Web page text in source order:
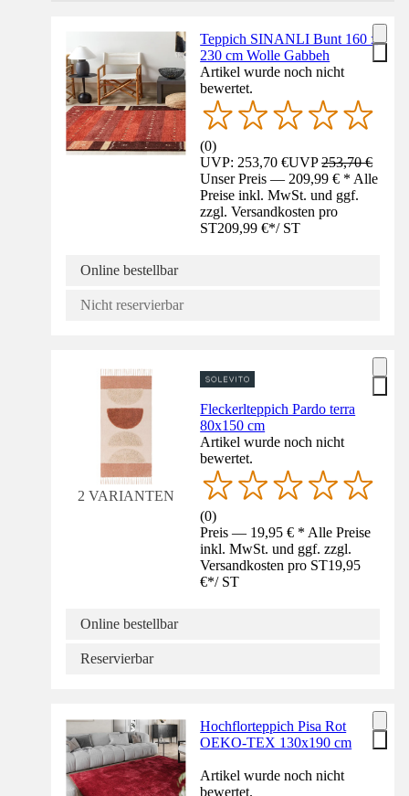
Teppich SINANLI Bunt 160 x
230 cm Wolle Gabbeh
Artikel wurde noch nicht
bewertet.
(0)
UVP: 253,70 €UVP253,70 €
Unser Preis — 209,99 € * Alle
Preise inkl. MwSt. und ggf.
zzgl. Versandkosten pro
ST209,99 €*/ ST
Online bestellbar
Nicht reservierbar
2 VARIANTEN
Fleckerlteppich Pardo terra
80x150 cm
Artikel wurde noch nicht
bewertet.
(0)
Preis — 19,95 € * Alle Preise
inkl. MwSt. und ggf. zzgl.
Versandkosten pro ST19,95
€*/ ST
Online bestellbar
Reservierbar
Hochflorteppich Pisa Rot
OEKO-TEX 130x190 cm
Artikel wurde noch nicht
bewertet.